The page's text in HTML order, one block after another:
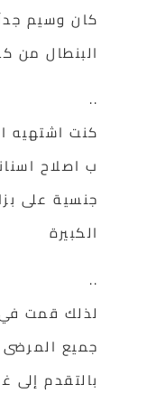
كان وسيم جدآ
البنطال من كبره
كنت اشتهيه ان
ب اصلاح اسناني
جنسية على بزازي
لذلك قمت في مرة
جميع المرضى
بالتقدم إلى